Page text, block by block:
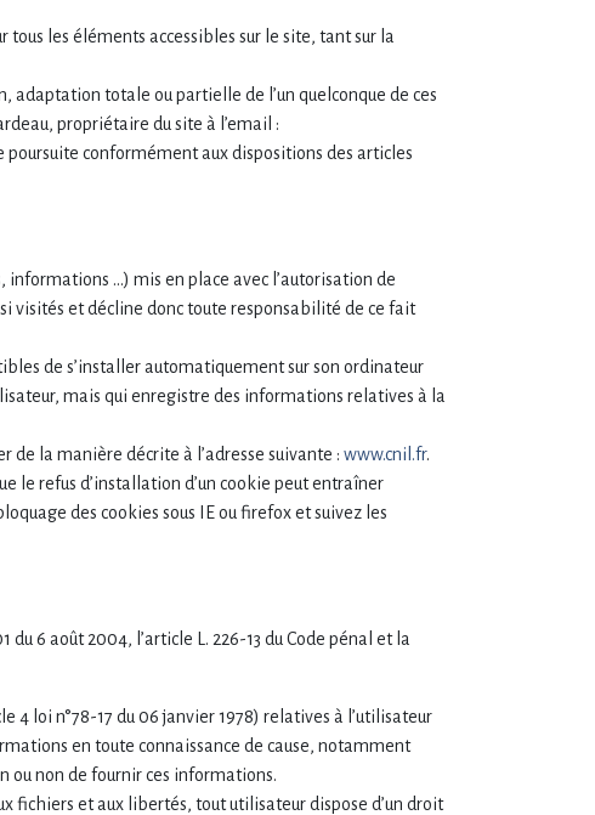
les éléments accessibles sur le site, tant sur la
totale ou partielle de l’un quelconque de ces
propriétaire du site à l’email :
conformément aux dispositions des articles
…) mis en place avec l’autorisation de
visités et décline donc toute responsabilité de ce fait
de s’installer automatiquement sur son ordinateur
mais qui enregistre des informations relatives à la
la manière décrite à l’adresse suivante : www.cnil.fr.
le refus d’installation d’un cookie peut entraîner
des cookies sous IE ou firefox et suivez les
6 août 2004, l’article L. 226-13 du Code pénal et la
4 loi n°78-17 du 06 janvier 1978) relatives à l’utilisateur
en toute connaissance de cause, notamment
ou non de fournir ces informations.
fichiers et aux libertés, tout utilisateur dispose d’un droit